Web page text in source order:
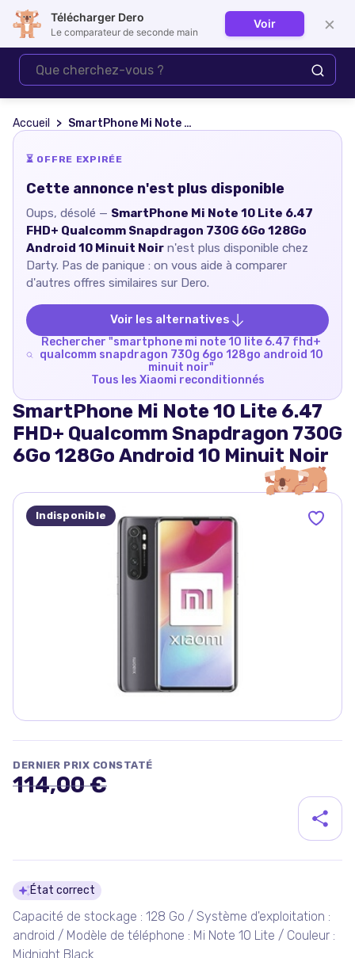
Se connecter
Accueil SmartPhone Mi Note 10 Lite 6.47 FHD+ Qualcomm Snapdragon 730G 6Go 128Go Android 10 Minuit Noir
⏳ OFFRE EXPIRÉE
Cette annonce n'est plus disponible
Oups, désolé — SmartPhone Mi Note 10 Lite 6.47
FHD+ Qualcomm Snapdragon 730G 6Go 128Go
Android 10 Minuit Noir n'est plus disponible chez
Darty. Pas de panique : on vous aide à comparer
d'autres offres similaires sur Dero.
Voir les alternatives
Rechercher "smartphone mi note 10 lite 6.47 fhd+
qualcomm snapdragon 730g 6go 128go android 10
minuit noir"
Tous les Xiaomi reconditionnés
SmartPhone Mi Note 10 Lite 6.47
FHD+ Qualcomm Snapdragon 730G
6Go 128Go Android 10 Minuit Noir
Indisponible
DERNIER PRIX CONSTATÉ
114,00 €
Détails du produit
État correct
Capacité de stockage : 128 Go / Système d'exploitation :
android / Modèle de téléphone : Mi Note 10 Lite / Couleur :
Midnight Black
Télécharger Dero
Le comparateur de seconde main
Voir ×